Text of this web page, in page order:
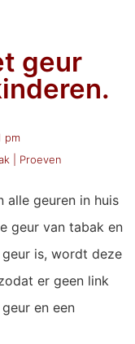
geur
pm
| Proeven
alle geuren in huis
geur van tabak en
is, wordt deze
er geen link
en een